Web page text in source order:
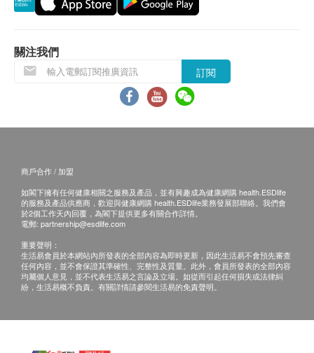
關注我們
訂閱
商戶合作 / 加盟
如閣下擁有任何健康相關之服務及產品，並有興趣成為健康網購 health.ESDlife
的服務及產品供應商，歡迎與健康網購 health.ESDlife業務發展部聯絡。我們會
於2個工作天內回覆，為閣下提供更多有關合作詳情。
電郵: partnership@esdlife.com
重要聲明：
生活易會員於本網站內所發表的全部內容為即時更新，因此生活易不會預先審查
任何內容，並不會保證其準確性、完整性及質量。此外，會員所發表的全部內容
均屬個人意見，並不代表生活易之言論及立場。如從而引起任何損失或法律糾
紛，生活易概不負責。有關詳情請參閱生活易的免責聲明。